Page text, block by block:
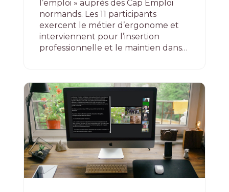
l’emploi » auprès des Cap Emploi
normands. Les 11 participants
exercent le métier d’ergonome et
interviennent pour l’insertion
professionnelle et le maintien dans…